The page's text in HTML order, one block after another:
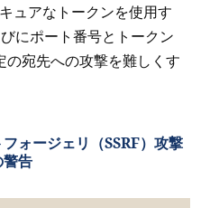
ュアなトークンを使用す
にポート番号とトークン
の宛先への攻撃を難しくす
ォージェリ（SSRF）攻撃
告